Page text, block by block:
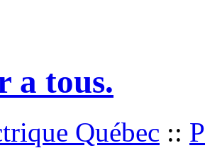
a tous.
Québec ::